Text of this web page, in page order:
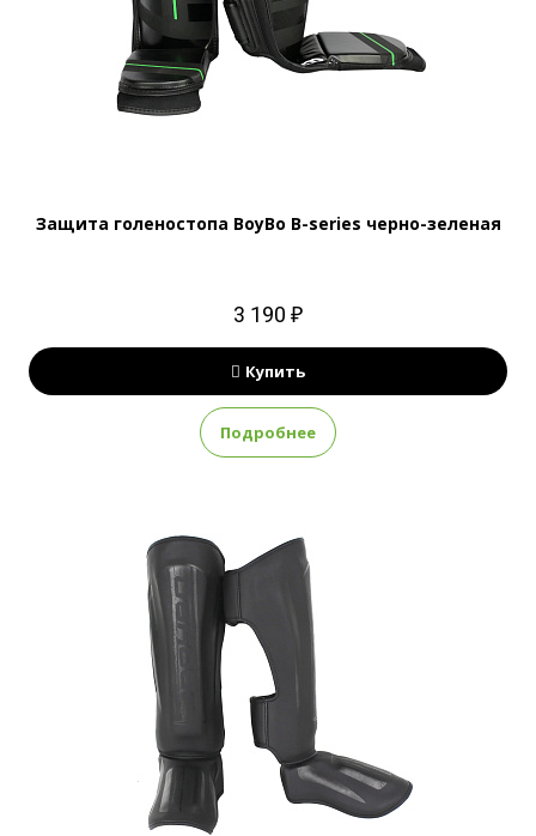
Защита голеностопа BoyBo B-series черно-зеленая
3 190 ₽
Купить
Подробнее